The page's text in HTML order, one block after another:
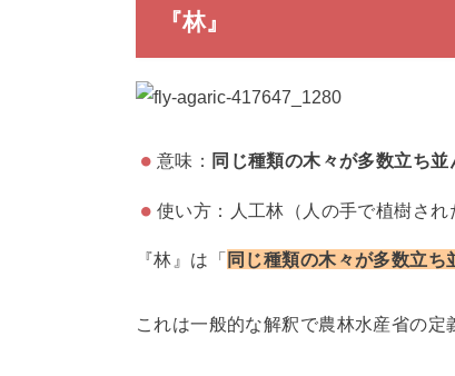
『林』
意味： 同じ種類の木々が多数立ち
使い方：人工林（人の手で植樹され
『林』は「 同じ種類の木々が多数立
これは一般的な解釈で農林水産省の定